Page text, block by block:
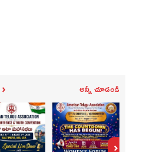
అన్నీ చూడండి